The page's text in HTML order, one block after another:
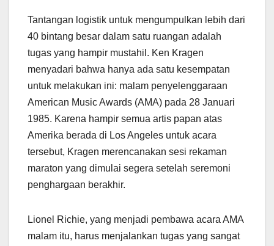
Tantangan logistik untuk mengumpulkan lebih dari
40 bintang besar dalam satu ruangan adalah
tugas yang hampir mustahil. Ken Kragen
menyadari bahwa hanya ada satu kesempatan
untuk melakukan ini: malam penyelenggaraan
American Music Awards (AMA) pada 28 Januari
1985. Karena hampir semua artis papan atas
Amerika berada di Los Angeles untuk acara
tersebut, Kragen merencanakan sesi rekaman
maraton yang dimulai segera setelah seremoni
penghargaan berakhir.
Lionel Richie, yang menjadi pembawa acara AMA
malam itu, harus menjalankan tugas yang sangat